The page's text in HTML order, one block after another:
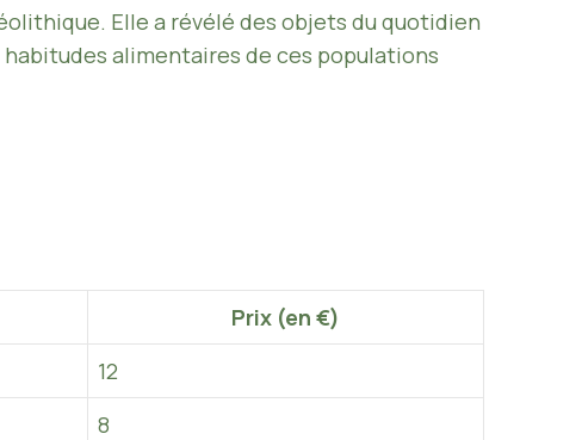
Elle a révélé des objets du quotidien
alimentaires de ces populations
Prix (en €)
12
8